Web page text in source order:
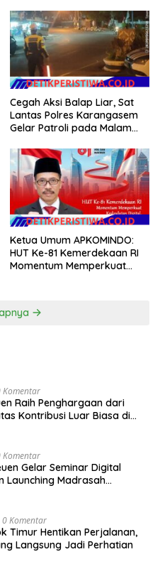
Cegah Aksi Balap Liar, Sat
Lantas Polres Karangasem
Gelar Patroli pada Malam
Ketua Umum APKOMINDO:
HUT Ke-81 Kemerdekaan RI
Momentum Memperkuat
Emas 2045
Komentar
Raih Penghargaan dari
Kontribusi Luar Biasa di
Komentar
Gelar Seminar Digital
Launching Madrasah
0 Komentar
Timur Hentikan Perjalanan,
Langsung Jadi Perhatian